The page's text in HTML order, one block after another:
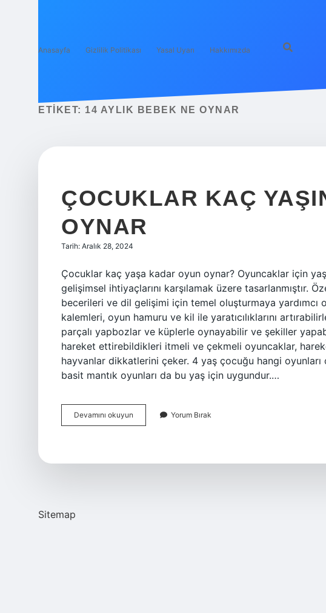
Anasayfa Gizlilik Politikası Yasal Uyarı Hakkımızda
ETIKET: 14 AYLIK BEBEK NE OYNAR
ÇOCUKLAR KAÇ
OYNAR
Tarih: Aralık 28, 2024
Çocuklar kaç yaşa kadar oyun oynar? Oyuncaklar için yaş
gelişimsel ihtiyaçlarını karşılamak üzere tasarlanmıştır.
becerileri ve dil gelişimi için temel oluşturmaya yardımcı
kalemleri, oyun hamuru ve kil ile yaratıcılıklarını
parçalı yapbozlar ve küplerle oynayabilir ve şekiller
hareket ettirebildikleri itmeli ve çekmeli oyuncaklar,
hayvanlar dikkatlerini çeker. 4 yaş çocuğu hangi oyunları
basit mantık oyunları da bu yaş için uygundur.…
Devamını okuyun Çocuklar
Kaç
Yorum Bırak
Sitemap